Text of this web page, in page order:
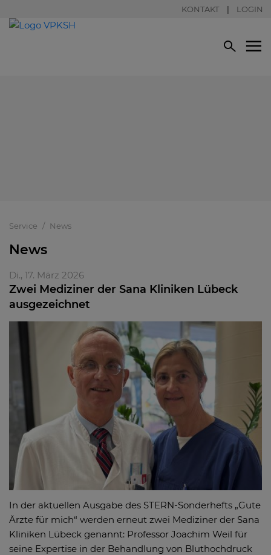
KONTAKT LOGIN
Service News
News
Di., 17. März 2026
Zwei Mediziner der Sana Kliniken Lübeck
ausgezeichnet
In der aktuellen Ausgabe des STERN-Sonderhefts „Gute
Ärzte für mich“ werden erneut zwei Mediziner der Sana
Kliniken Lübeck genannt: Professor Joachim Weil für
seine Expertise in der Behandlung von Bluthochdruck